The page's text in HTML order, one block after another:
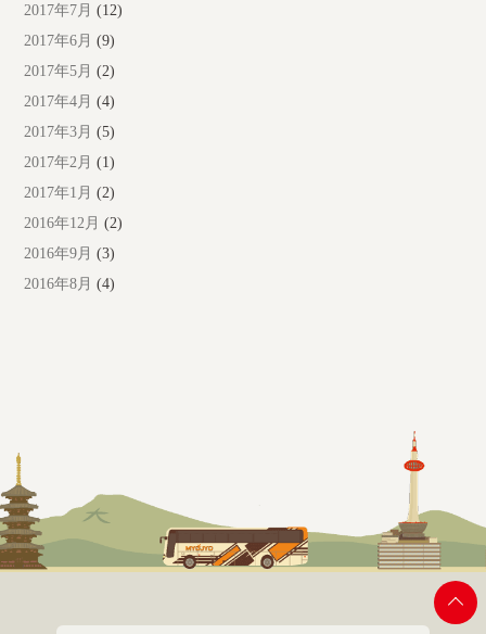
2017年7月 (12)
2017年6月 (9)
2017年5月 (2)
2017年4月 (4)
2017年3月 (5)
2017年2月 (1)
2017年1月 (2)
2016年12月 (2)
2016年9月 (3)
2016年8月 (4)